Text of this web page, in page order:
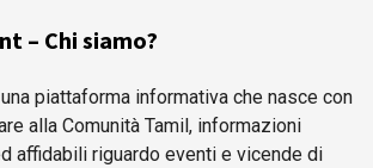
– Chi siamo?
piattaforma informativa che nasce con
alla Comunità Tamil, informazioni
affidabili riguardo eventi e vicende di